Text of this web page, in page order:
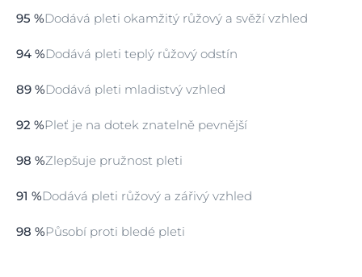
95 %Dodává pleti okamžitý růžový a svěží vzhled
94 %Dodává pleti teplý růžový odstín
89 %Dodává pleti mladistvý vzhled
92 %Pleť je na dotek znatelně pevnější
98 %Zlepšuje pružnost pleti
91 %Dodává pleti růžový a zářivý vzhled
98 %Působí proti bledé pleti